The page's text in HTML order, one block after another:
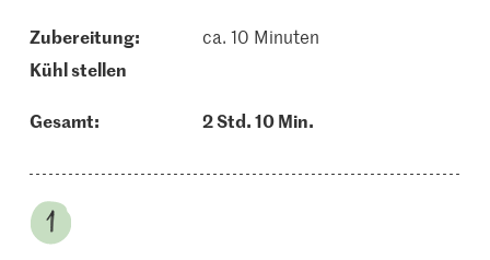
Zubereitung:
ca. 10 Minuten
kühl stellen
Gesamt: 2 Std. 10 Min.